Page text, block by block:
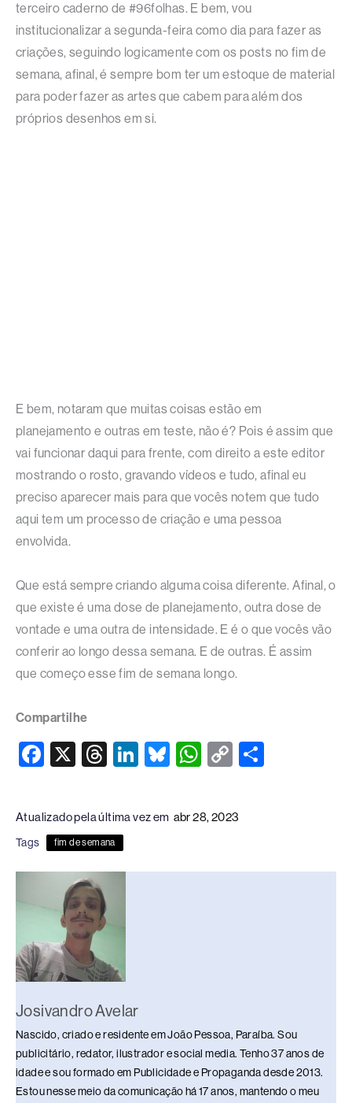
terceiro caderno de #96folhas. E bem, vou
institucionalizar a segunda-feira como dia para fazer as
criações, seguindo logicamente com os posts no fim de
semana, afinal, é sempre bom ter um estoque de material
para poder fazer as artes que cabem para além dos
próprios desenhos em si.
E bem, notaram que muitas coisas estão em
planejamento e outras em teste, não é? Pois é assim que
vai funcionar daqui para frente, com direito a este editor
mostrando o rosto, gravando vídeos e tudo, afinal eu
preciso aparecer mais para que vocês notem que tudo
aqui tem um processo de criação e uma pessoa
envolvida.
Que está sempre criando alguma coisa diferente. Afinal, o
que existe é uma dose de planejamento, outra dose de
vontade e uma outra de intensidade. E é o que vocês vão
conferir ao longo dessa semana. E de outras. É assim
que começo esse fim de semana longo.
Compartilhe
F
c
e
b
o
o
X
T
e
a
d
s
Li
e
n
Bl
e
sk
W
at
s
p
C
p
y
n
Atualizado pela última vez em abr 28, 2023
Tags fim de semana
Josivandro Avelar
Nascido, criado e residente em João Pessoa, Paraíba. Sou
publicitário, redator, ilustrador e social media. Tenho 37 anos de
idade e sou formado em Publicidade e Propaganda desde 2013.
Estou nesse meio da comunicação há 17 anos, mantendo o meu